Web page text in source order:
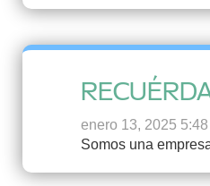
enero 13, 2025
Somos una